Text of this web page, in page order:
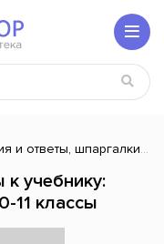
и ответы, шпаргалки »
учебнику:
11 классы